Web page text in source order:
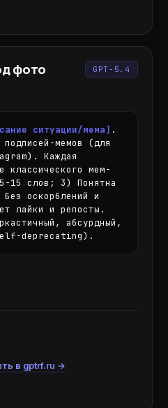
фото GPT-5.4
ситуации/мема] .
мемов (для
Каждая
классического мем-
15 слов; 3) Понятна
оскорблений и
лайки и репосты.
абсурдный,
deprecating).
в gptrf.ru →